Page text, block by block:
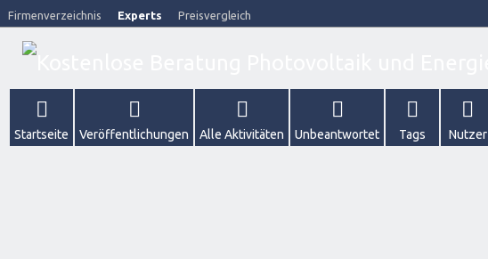
Firmenverzeichnis Experts Preisvergleich
Startseite Veröffentlichungen Alle Aktivitäten Unbeantwortet Tags Nutzer